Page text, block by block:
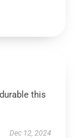
this
Dec 12, 2024